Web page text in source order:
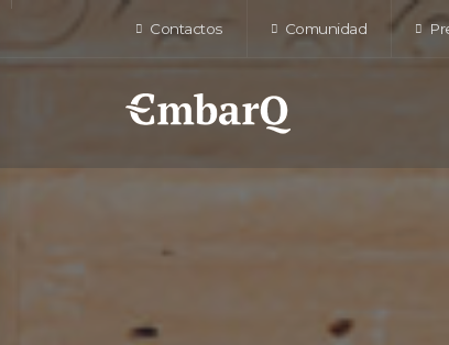
Contactos Comunidad